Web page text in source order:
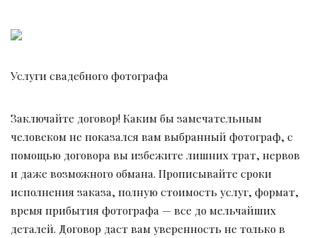
Услуги свадебного фотографа
Заключайте договор! Каким бы замечательным
человеком не показался вам выбранный фотограф, с
помощью договора вы избежите лишних трат, нервов
и даже возможного обмана. Прописывайте сроки
исполнения заказа, полную стоимость услуг, формат,
время прибытия фотографа — все до мельчайших
деталей. Договор даст вам уверенность не только в